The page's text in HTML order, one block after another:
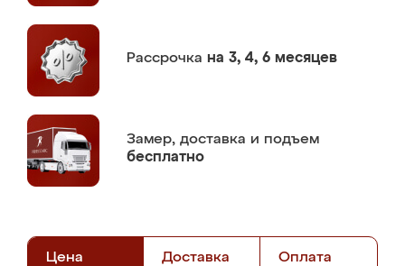
Рассрочка на 3, 4, 6 месяцев
Замер, доставка и подъем
бесплатно
Цена Доставка Оплата